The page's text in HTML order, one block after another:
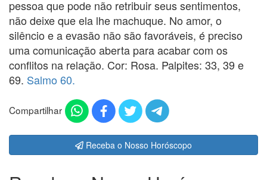
pessoa que pode não retribuir seus sentimentos,
não deixe que ela lhe machuque. No amor, o
silêncio e a evasão não são favoráveis, é preciso
uma comunicação aberta para acabar com os
conflitos na relação. Cor: Rosa. Palpites: 33, 39 e
69. Salmo 60.
Compartilhar
Receba o Nosso Horóscopo